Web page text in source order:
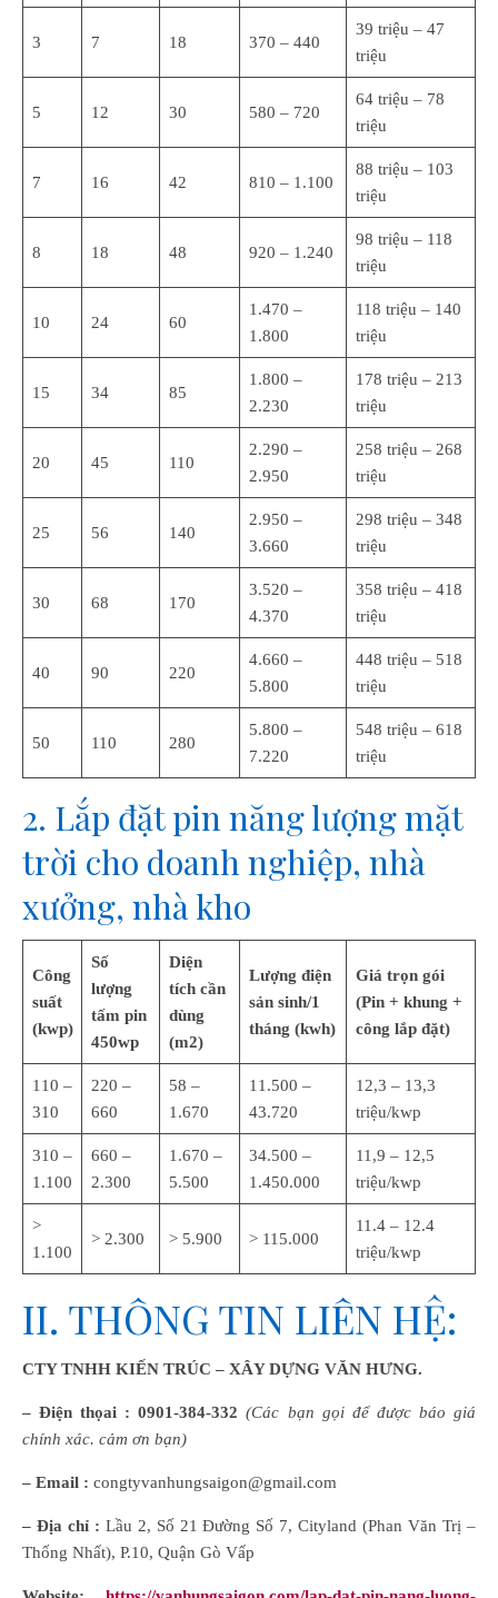
3 7 18 370 – 440
39 triệu – 47
triệu
5 12 30 580 – 720
64 triệu – 78
triệu
7 16 42 810 – 1.100
88 triệu – 103
triệu
8 18 48 920 – 1.240
98 triệu – 118
triệu
10 24 60
1.470 –
1.800
118 triệu – 140
triệu
15 34 85
1.800 –
2.230
178 triệu – 213
triệu
20 45 110
2.290 –
2.950
258 triệu – 268
triệu
25 56 140
2.950 –
3.660
298 triệu – 348
triệu
30 68 170
3.520 –
4.370
358 triệu – 418
triệu
40 90 220
4.660 –
5.800
448 triệu – 518
triệu
50 110 280
5.800 –
7.220
548 triệu – 618
triệu
2. Lắp đặt pin năng lượng mặt
trời cho doanh nghiệp, nhà
xưởng, nhà kho
Công
suất
(kwp)
Số
lượng
tấm pin
450wp
Diện
tích cần
dùng
(m2)
Lượng điện
sản sinh/1
tháng (kwh)
Giá trọn gói
(Pin + khung +
công lắp đặt)
110 –
310
220 –
660
58 –
1.670
11.500 –
43.720
12,3 – 13,3
triệu/kwp
310 –
1.100
660 –
2.300
1.670 –
5.500
34.500 –
1.450.000
11,9 – 12,5
triệu/kwp
>
1.100
> 2.300 > 5.900 > 115.000
11.4 – 12.4
triệu/kwp
II. THÔNG TIN LIÊN HỆ:
CTY TNHH KIẾN TRÚC – XÂY DỰNG VĂN HƯNG.
– Điện thọai : 0901-384-332 (Các bạn gọi để được báo giá
chính xác. cảm ơn bạn)
– Email : congtyvanhungsaigon@gmail.com
– Địa chỉ : Lầu 2, Số 21 Đường Số 7, Cityland (Phan Văn Trị –
Thống Nhất), P.10, Quận Gò Vấp